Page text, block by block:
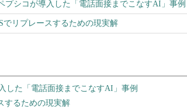
シコが導入した「電話面接までこなすAI」事例
でリプレースするための現実解
た「電話面接までこなすAI」事例
するための現実解